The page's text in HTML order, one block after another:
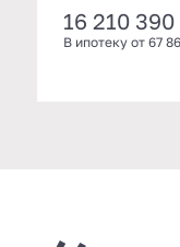
16 210 390
В ипотеку от 67